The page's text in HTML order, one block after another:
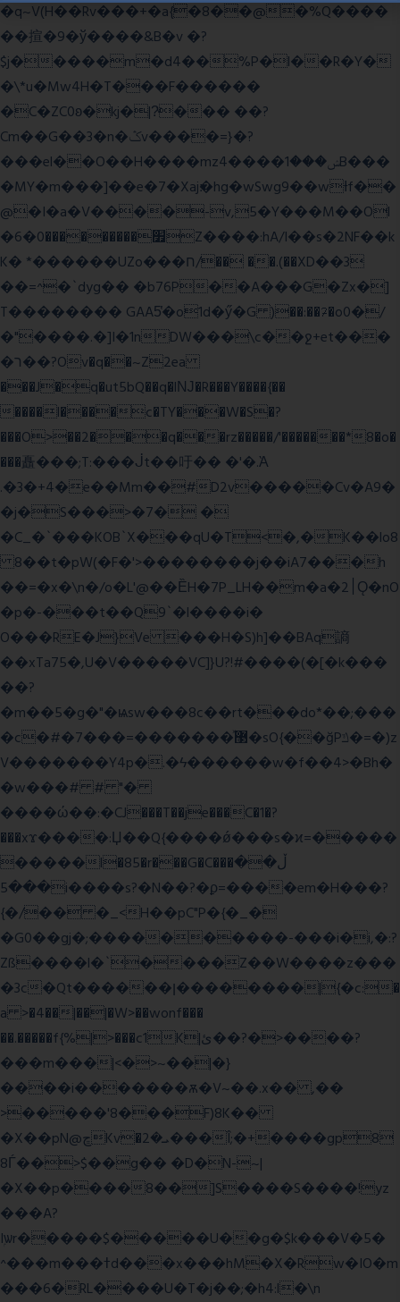
�q~V(H��Rv���+�a{�8��@�%Q����
��揎�9�ў����&B�v �?
$j�����m�d4��%P�l��R�Y�
�\*u�Mw4H�T���F������
�C�ZC0ʚ�kj�|?ͮ��� ��?
Cm��G��3�n�ݣv����=}�?
���el��O��H����mzݾ���1����4B���
�MY�m���]��e�7�Xaj׃�hg�wSwg9��wƗf��
@�I�a�V����-v,5�Y���M��Ol
�׿���������0�6Z����:hA/I��s�2NF��k
K� *������UZo���ח/�� ��.(��XD��3
��=^�`dyg�� �b76P��A���G�Zx�]
T�������� GAA5̔�o1d�ӳ�G )��:��ℱ�o0�/
�"����.�]I�1nDW���\c��ջ+et���
�ר��?Ov�q��~Z2ea
���J�q�ut5bQ��q�lǊ�R���Y����{��
����l����c�TY���W�S�?
���O>��2���q���rz�����/'�������*8�o�
���矗���;T:���ᒎt��吁�� �'�.Ὰ
.�3�+4�e��Mm��#D2v�����Cv�A9�
�j�S���>�7� �
�C_�`���KOB`X���qU�T<�,�K��lo8
8��t�pW(�F�'>��������j��iA7���h
��=�x�\n�/o�L'@��ȄH�7P_LH��m�a�2׀Ǫ�nO
�p�-���t��Q9`�l����i�
O���RE�J}Ve ���H�S)h]��BAq謪
��xTa75�,U�V�����VC]}U?!#����(�[�k���
��?
�m��5�g�"�ѩsw���8c��rt���do*��;���
�c�#�޳�ͯ������=���7�sO{��ğPݿ�=�)z
V�������Y4p�.�ϟ������w�f��4>�Bh�
�w���# # "�
����ώ��:�CJ���T��je���C�1�?
���xϫ����:Џ��Q{����ǿ���s�ϰ=�����
�����l�85�r���G�C���ڵ��
���5i����s?�N��?�ϼ=����em�H���?
{�/�� �_<H��pC"P�{�_�
�G0��gj�;����������-���i�i,�:?
Zß����l�`����Z��W����z���
�3c�Qt������ן��������|{�c:�
a >�4��|��|�W>��wonf���
��.�����f{%|>���c1K|ئ��?�>����?
���m���|<�>~��|�}
����i�������ѫ�V~��.x�� ,��
>�����'8���F)8K��
�X��pN@ڇKv�ܝ�2���Î;�+����gp8
8Ѓ��>$��g�� �D�N-~|
�X��p����8��]S����S����!yz
���A?
Iۭѡr�����$�����U��g�$k���V�5�
^���m���ߙd���x���hM�X�Rw�IO�m
���6�RL����U�T�j��;�h4:l�\n